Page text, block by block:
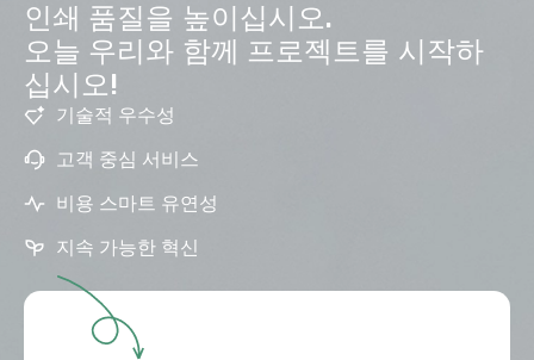
인쇄 품질을 높이십시오.
오늘 우리와 함께 프로젝트를 시작하
십시오!
기술적 우수성
고객 중심 서비스
비용 스마트 유연성
지속 가능한 혁신